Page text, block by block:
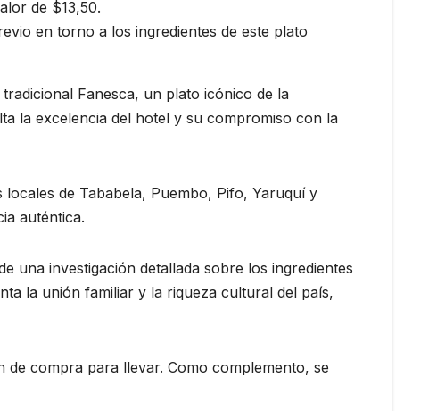
de $13,50.
en torno a los ingredientes de este plato
Fanesca, un plato icónico de la
la excelencia del hotel y su compromiso con la
de Tababela, Puembo, Pifo, Yaruquí y
auténtica.
una investigación detallada sobre los ingredientes
la unión familiar y la riqueza cultural del país,
de compra para llevar. Como complemento, se